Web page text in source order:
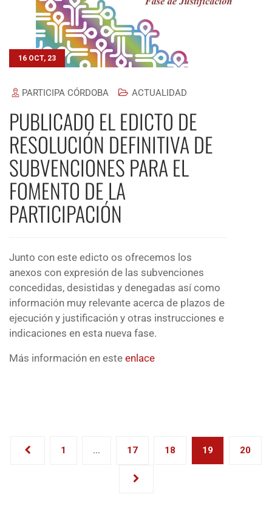
16 OCT, 23
PARTICIPA CÓRDOBA ACTUALIDAD
PUBLICADO EL EDICTO DE
RESOLUCIÓN DEFINITIVA DE
SUBVENCIONES PARA EL
FOMENTO DE LA
PARTICIPACIÓN
Junto con este edicto os ofrecemos los
anexos con expresión de las subvenciones
concedidas, desistidas y denegadas así como
información muy relevante acerca de plazos de
ejecución y justificación y otras instrucciones e
indicaciones en esta nueva fase.
Más información en este enlace
1 … 17 18 19 20